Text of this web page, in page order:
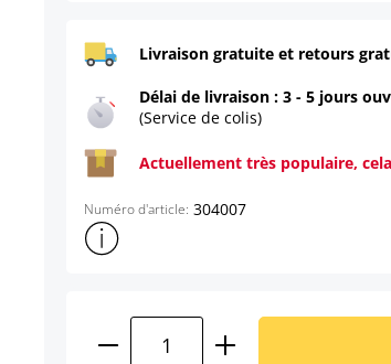
Livraison gratuite et retours
Délai de livraison : 3 - 5 jours
(Service de colis)
Actuellement très populaire,
Numéro d'article: 304007
Afficher plus d'informations sur le produit
Quantité de produit :